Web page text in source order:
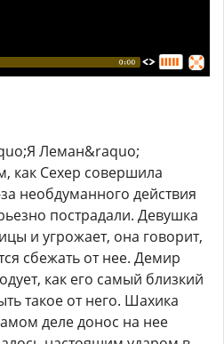
Леман&raquo;
как Сехер совершила
необдуманного действия
пострадали. Девушка
и угрожает, она говорит,
сбежать от нее. Демир
как его самый близкий
такое от него. Шахика
деле донос на нее